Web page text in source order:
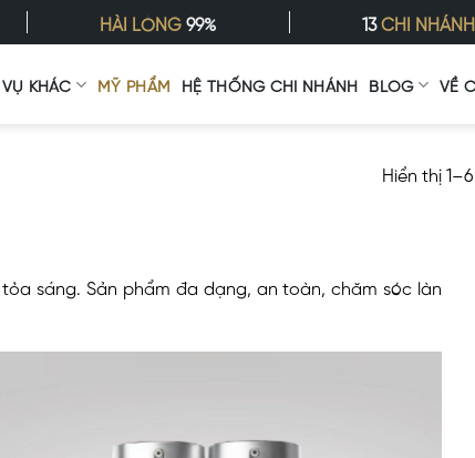
HÀI LÒNG99% 13CHI NHÁNH
KHÁC MỸ PHẨM HỆ THỐNG CHI NHÁNH BLOG VỀ
Hiển thị
sáng. Sản phẩm đa dạng, an toàn, chăm sóc làn